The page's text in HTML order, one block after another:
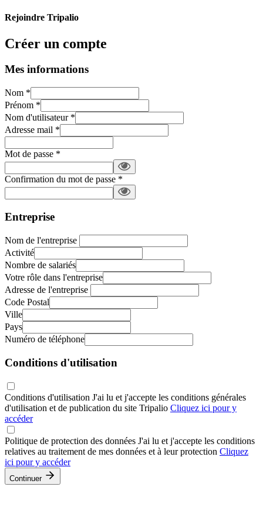
Rejoindre Tripalio
Créer un compte
Mes informations
Nom *
Prénom *
Nom d'utilisateur*
Adresse mail *
Mot de passe *
Confirmation du mot de passe *
Entreprise
Nom de l'entreprise
Activité
Nombre de salariés
Votre rôle dans l'entreprise
Adresse de l'entreprise
Code Postal
Ville
Pays
Numéro de téléphone
Conditions d'utilisation
Conditions d'utilisation J'ai lu et j'accepte les conditions générales
d'utilisation et de publication du site Tripalio Cliquez ici pour y
accéder
Politique de protection des données J'ai lu et j'accepte les conditions
relatives au traitement de mes données et à leur protection Cliquez
ici pour y accéder
Continuer